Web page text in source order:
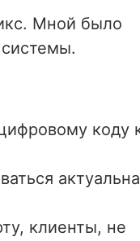
Мной было
коду
клиенты, не